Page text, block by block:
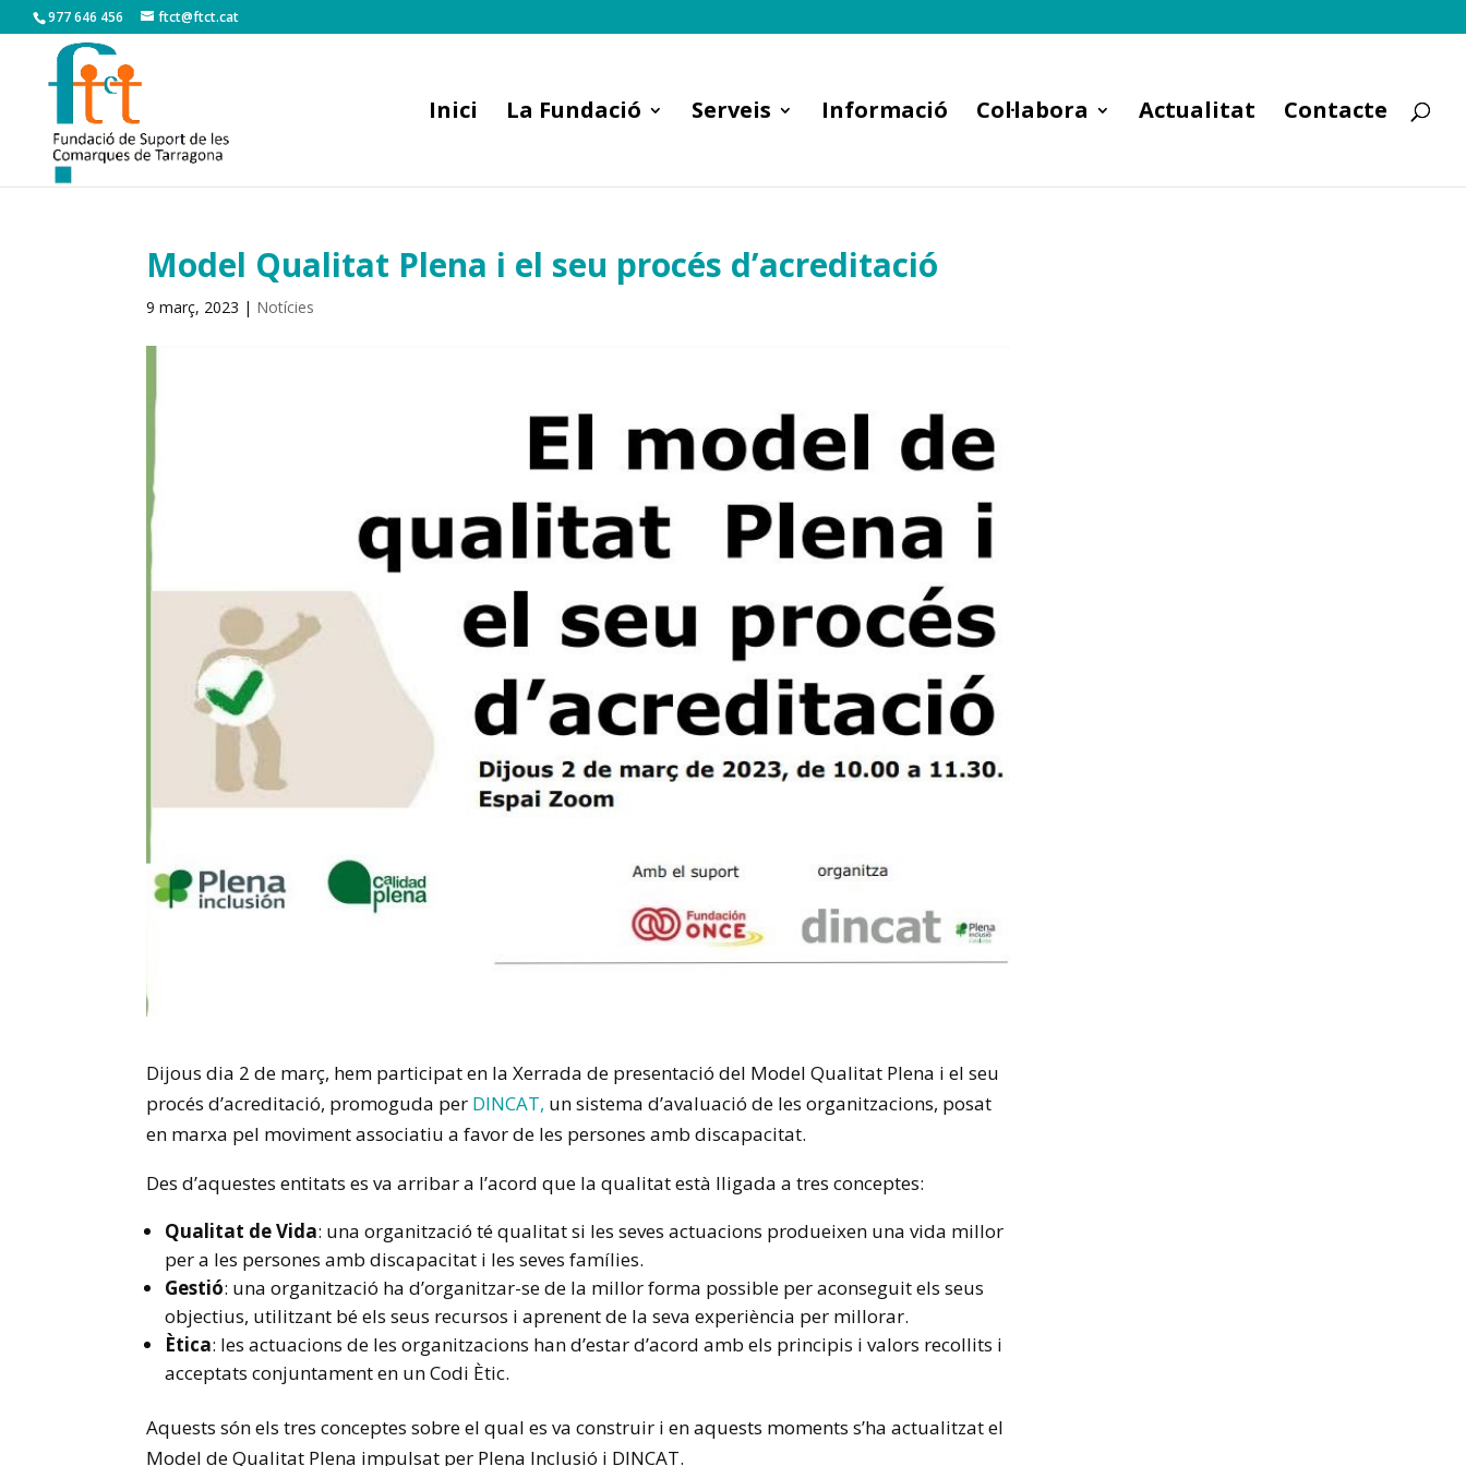
977 646 456 ftct@ftct.cat
Inici La Fundació Serveis Informació Col·labora Actualitat Contacte
Model Qualitat Plena i el seu procés d’acreditació
9 març, 2023 | Notícies
Dijous dia 2 de març, hem participat en la Xerrada de presentació del Model Qualitat Plena i el seu
procés d’acreditació, promoguda per DINCAT, un sistema d’avaluació de les organitzacions, posat
en marxa pel moviment associatiu a favor de les persones amb discapacitat.
Des d’aquestes entitats es va arribar a l’acord que la qualitat està lligada a tres conceptes:
Qualitat de Vida: una organització té qualitat si les seves actuacions produeixen una vida millor
per a les persones amb discapacitat i les seves famílies.
Gestió: una organització ha d’organitzar-se de la millor forma possible per aconseguit els seus
objectius, utilitzant bé els seus recursos i aprenent de la seva experiència per millorar.
Ètica: les actuacions de les organitzacions han d’estar d’acord amb els principis i valors recollits i
acceptats conjuntament en un Codi Ètic.
Aquests són els tres conceptes sobre el qual es va construir i en aquests moments s’ha actualitzat el
Model de Qualitat Plena impulsat per Plena Inclusió i DINCAT.